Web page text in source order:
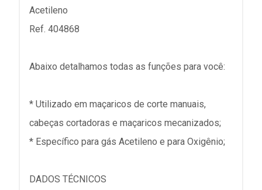
Acetileno
Ref. 404868
Abaixo detalhamos todas as funções para você:
* Utilizado em maçaricos de corte manuais,
cabeças cortadoras e maçaricos mecanizados;
* Específico para gás Acetileno e para Oxigênio;
DADOS TÉCNICOS